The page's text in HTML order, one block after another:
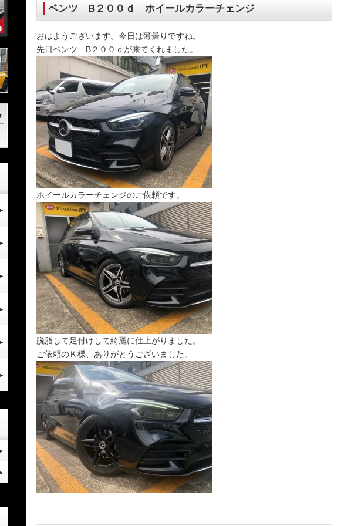
ベンツ B２００ｄ ホイールカラーチェンジ
おはようございます。今日は薄曇りですね。
先日ベンツ B２００ｄが来てくれました。
ホイールカラーチェンジのご依頼です。
脱脂して足付けして綺麗に仕上がりました。
ご依頼のＫ様、ありがとうございました。